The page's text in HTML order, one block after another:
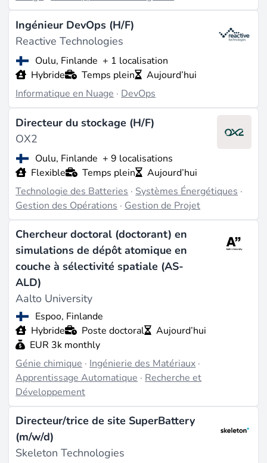
Ingénieur DevOps (H/F)
Reactive Technologies
Oulu, Finlande + 1 localisation
Hybride
Temps plein
Aujourd’hui
Informatique en Nuage · DevOps
Directeur du stockage (H/F)
OX2
Oulu, Finlande + 9 localisations
Flexible
Temps plein
Aujourd’hui
Technologie des Batteries · Systèmes Énergétiques ·
Gestion des Opérations · Gestion de Projet
Chercheur doctoral (doctorant) en
simulations de dépôt atomique en
couche à sélectivité spatiale (AS-
ALD)
Aalto University
Espoo, Finlande
Hybride
Poste doctoral
Aujourd’hui
EUR 3k monthly
Génie chimique · Ingénierie des Matériaux ·
Apprentissage Automatique · Recherche et
Développement
Directeur/trice de site SuperBattery
(m/w/d)
Skeleton Technologies